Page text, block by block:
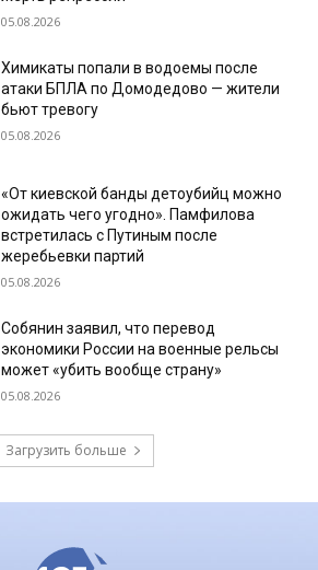
05.08.2026
Химикаты попали в водоемы после
атаки БПЛА по Домодедово — жители
бьют тревогу
05.08.2026
«От киевской банды детоубийц можно
ожидать чего угодно». Памфилова
встретилась с Путиным после
жеребьевки партий
05.08.2026
Собянин заявил, что перевод
экономики России на военные рельсы
может «убить вообще страну»
05.08.2026
Загрузить больше